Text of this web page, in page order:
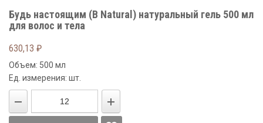
Будь настоящим (B Natural) натуральный гель 500 мл
для волос и тела
630,13 ₽
Объем: 500 мл
Ед. измерения: шт.